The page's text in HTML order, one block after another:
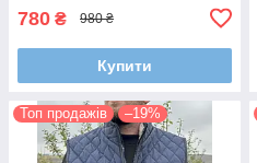
780 ₴ 980 ₴
Купити
Топ продажів –19%